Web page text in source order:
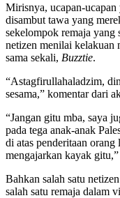
Mirisnya, ucapan-
disambut tawa yang
sekelompok remaja yang
netizen menilai kelakuan
sama sekali, Buzztie.
“Astagfirullahaladzim,
sesama,” komentar dari
“Jangan gitu mba, saya
pada tega anak-anak
di atas penderitaan
mengajarkan kayak
Bahkan salah satu
salah satu remaja dalam